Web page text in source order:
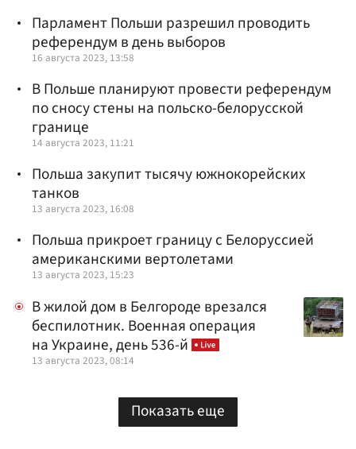
Парламент Польши разрешил проводить
референдум в день выборов
16 августа 2023, 13:58
В Польше планируют провести референдум
по сносу стены на польско-белорусской
границе
14 августа 2023, 11:21
Польша закупит тысячу южнокорейских
танков
13 августа 2023, 16:08
Польша прикроет границу с Белоруссией
американскими вертолетами
13 августа 2023, 15:23
В жилой дом в Белгороде врезался
беспилотник. Военная операция
на Украине, день 536-й
13 августа 2023, 08:14
Показать еще